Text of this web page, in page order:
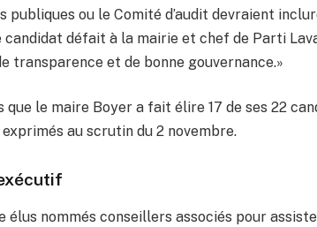
publiques ou le Comité d’audit devraient
défait à la mairie et chef de Parti
transparence et de bonne gouvernance.»
que le maire Boyer a fait élire 17 de ses 22
au scrutin du 2 novembre.
élus nommés conseillers associés pour